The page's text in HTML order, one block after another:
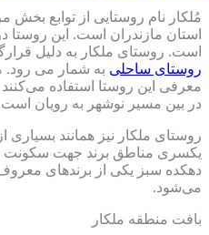
مُلکار نام روستایی از توابع
استان مازندران است. این روستا
است. روستای ملکار به دلیل
روستای ساحلی به شمار می رود.
معرفی این روستا استفاده
در بین مسیر نوشهر به رویان
روستای ملکار نیز همانند بسیاری
یکسری مناطق برند جهت سکونت
دهکده سبز یکی از برندهای
می‌شود.
بافت منطقه ملکار